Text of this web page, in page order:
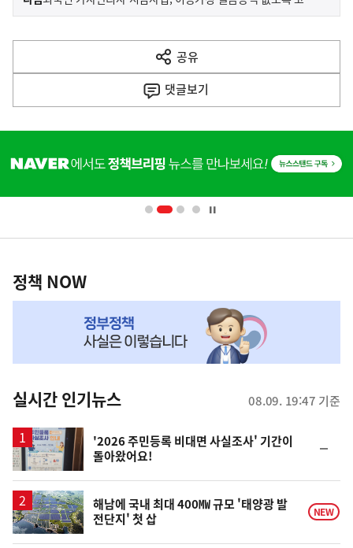
전
다
음
공유
열
기
댓글보기
단
영
책
NOW,
뉴
스
정책 NOW
실시간 인기뉴스 08.09. 19:47 기준
'2026 주민등록 비대면 사실조사' 기간이
돌아왔어요!
일
해남에 국내 최대 400㎿ 규모 '태양광 발
전단지' 첫 삽
NEW